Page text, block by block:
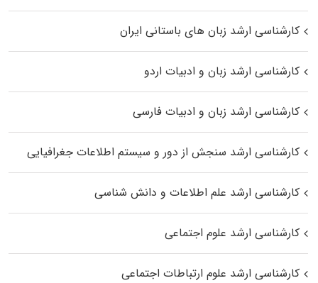
کارشناسی ارشد زبان‌ های باستانی ایران
کارشناسی ارشد زبان و ادبیات اردو
کارشناسی ارشد زبان و ادبیات فارسی
کارشناسی ارشد سنجش از دور و سیستم اطلاعات جغرافیایی
کارشناسی ارشد علم اطلاعات و دانش شناسی
کارشناسی ارشد علوم اجتماعی
کارشناسی ارشد علوم ارتباطات اجتماعی